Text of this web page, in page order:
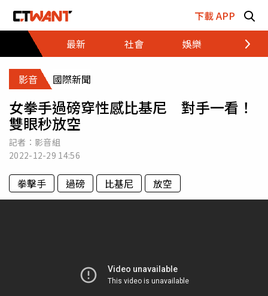
下載 APP
最新
社會 娛樂 財經
影音 國際新聞
女拳手過磅穿性感比基尼 對手一看！
雙眼秒放空
記者：影音組
2022-12-29 14:56
拳擊手 過磅 比基尼 放空